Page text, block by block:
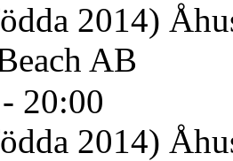
2014)
AB
20:00
2014)